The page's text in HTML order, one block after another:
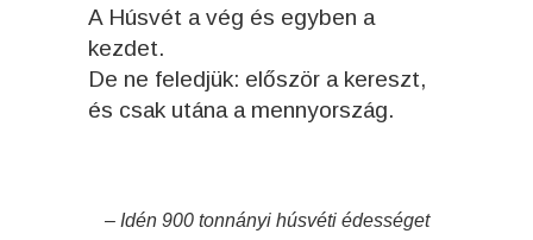
A Húsvét a vég és egyben a
kezdet.
De ne feledjük: először a kereszt,
és csak utána a mennyország.
– Idén 900 tonnányi húsvéti édességet